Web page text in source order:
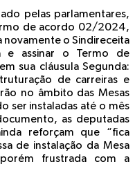
pelas parlamentares,
de acordo 02/2024,
o Sindireceita
e assinar o Termo de
sua cláusula Segunda:
de carreiras e
no âmbito das Mesas
ser instaladas até o mês
as deputadas
reforçam que “fica
de instalação da Mesa
frustrada com a